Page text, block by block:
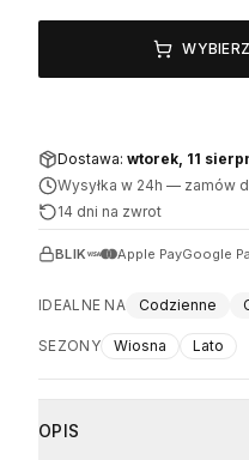
Dostawa: wtorek, 11
Wysyłka w 24h — zamów
14 dni na zwrot
BLIK Apple PayGoogle
IDEALNE NA Codzienne
SEZONY Wiosna Lato
OPIS